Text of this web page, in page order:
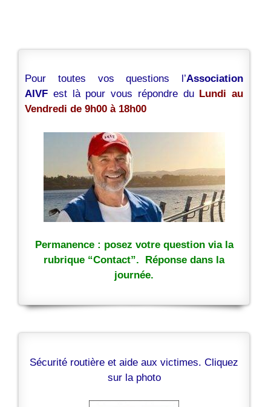
Pour toutes vos questions l’Association
AIVF est là pour vous répondre du Lundi au
Vendredi de 9h00 à 18h00
Permanence : posez votre question via la
rubrique “Contact”. Réponse dans la
journée.
Sécurité routière et aide aux victimes. Cliquez
sur la photo